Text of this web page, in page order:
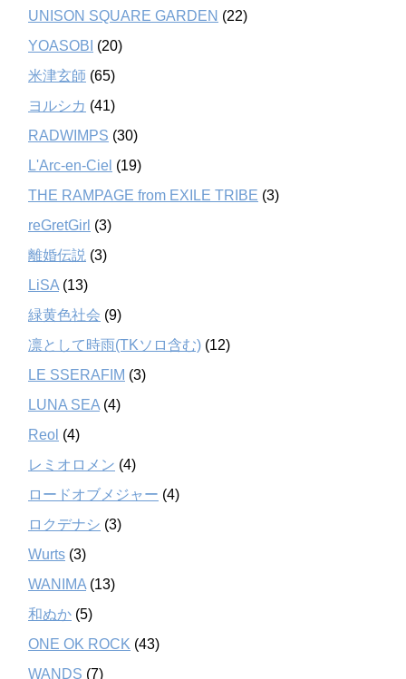
UNISON SQUARE GARDEN (22)
YOASOBI (20)
米津玄師 (65)
ヨルシカ (41)
RADWIMPS (30)
L'Arc-en-Ciel (19)
THE RAMPAGE from EXILE TRIBE (3)
reGretGirl (3)
離婚伝説 (3)
LiSA (13)
緑黄色社会 (9)
凛として時雨(TKソロ含む) (12)
LE SSERAFIM (3)
LUNA SEA (4)
Reol (4)
レミオロメン (4)
ロードオブメジャー (4)
ロクデナシ (3)
Wurts (3)
WANIMA (13)
和ぬか (5)
ONE OK ROCK (43)
WANDS (7)